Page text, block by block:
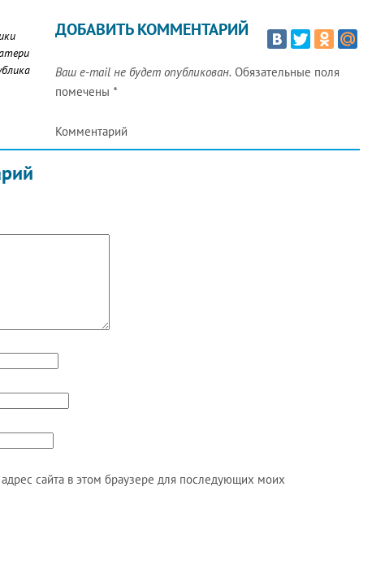
ДОБАВИТЬ КОММЕНТАРИЙ
Ваш e-mail не будет опубликован. Обязательные поля
помечены *
Комментарий
сайта в этом браузере для последующих моих